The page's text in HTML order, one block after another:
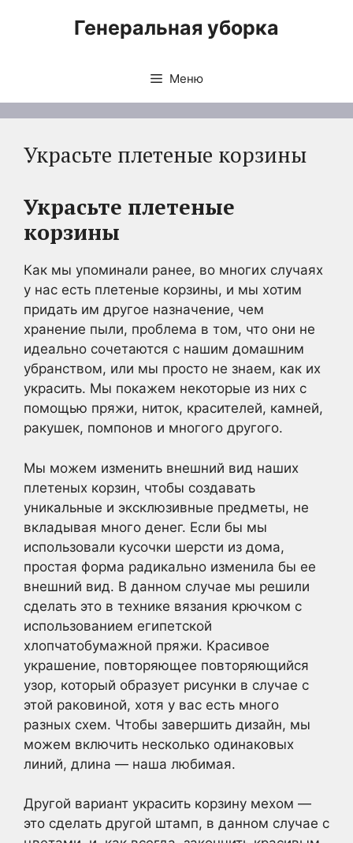
Генеральная уборка
Меню
Украсьте плетеные корзины
Украсьте плетеные
корзины
Как мы упоминали ранее, во многих случаях
у нас есть плетеные корзины, и мы хотим
придать им другое назначение, чем
хранение пыли, проблема в том, что они не
идеально сочетаются с нашим домашним
убранством, или мы просто не знаем, как их
украсить. Мы покажем некоторые из них с
помощью пряжи, ниток, красителей, камней,
ракушек, помпонов и многого другого.
Мы можем изменить внешний вид наших
плетеных корзин, чтобы создавать
уникальные и эксклюзивные предметы, не
вкладывая много денег. Если бы мы
использовали кусочки шерсти из дома,
простая форма радикально изменила бы ее
внешний вид. В данном случае мы решили
сделать это в технике вязания крючком с
использованием египетской
хлопчатобумажной пряжи. Красивое
украшение, повторяющее повторяющийся
узор, который образует рисунки в случае с
этой раковиной, хотя у вас есть много
разных схем. Чтобы завершить дизайн, мы
можем включить несколько одинаковых
линий, длина — наша любимая.
Другой вариант украсить корзину мехом —
это сделать другой штамп, в данном случае с